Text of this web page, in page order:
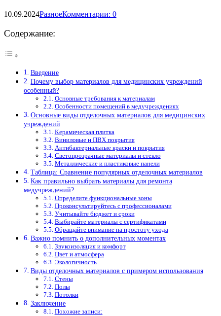
10.09.2024РазноеКомментарии: 0
Содержание:
Введение
Почему выбор материалов для медицинских учреждений
особенный?
Основные требования к материалам
Особенности помещений в медучреждениях
Основные виды отделочных материалов для медицинских
учреждений
Керамическая плитка
Виниловые и ПВХ покрытия
Антибактериальные краски и покрытия
Светопрозрачные материалы и стекло
Металлические и пластиковые панели
Таблица: Сравнение популярных отделочных материалов
Как правильно выбрать материалы для ремонта
медучреждений?
Определите функциональные зоны
Проконсультируйтесь с профессионалами
Учитывайте бюджет и сроки
Выбирайте материалы с сертификатами
Обращайте внимание на простоту ухода
Важно помнить о дополнительных моментах
Звукоизоляция и комфорт
Цвет и атмосфера
Экологичность
Виды отделочных материалов с примером использования
Стены
Полы
Потолки
Заключение
Похожие записи: